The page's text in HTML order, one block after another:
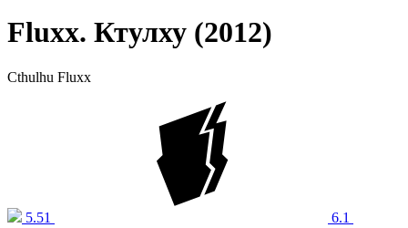
Fluxx. Ктулху (2012)
Cthulhu Fluxx
5.51 6.1